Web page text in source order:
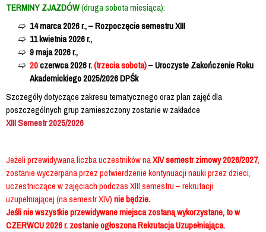
TERMINY ZJAZDÓW(druga sobota miesiąca):
14 marca 2026 r., – Rozpoczęcie semestru XIII
11 kwietnia 2026 r.,
9 maja 2026 r.,
20czerwca 2026 r.(trzecia sobota)– Uroczyste Zakończenie Roku
Akademickiego 2025/2026 DPŚk
Szczegóły dotyczące zakresu tematycznego oraz plan zajęć dla
poszczególnych grup zamieszczony zostanie w zakładce
XIIISemestr 2025/2026
Jeżeli przewidywana liczba uczestników naXIV semestr zimowy 2026/2027,
zostanie wyczerpana przez potwierdzenie kontynuacji nauki przez dzieci,
uczestniczące w zajęciach podczas XIII semestru – rekrutacji
uzupełniającej (na semestr XIV)nie będzie.
Jeśli nie wszystkie przewidywane miejsca zostaną wykorzystane, to w
CZERWCU 2026 r. zostanie ogłoszona Rekrutacja Uzupełniająca.